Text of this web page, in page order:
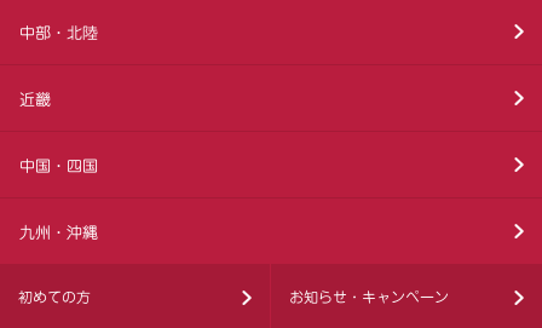
中部・北陸
近畿
中国・四国
九州・沖縄
初めての方 お知らせ・キャンペーン